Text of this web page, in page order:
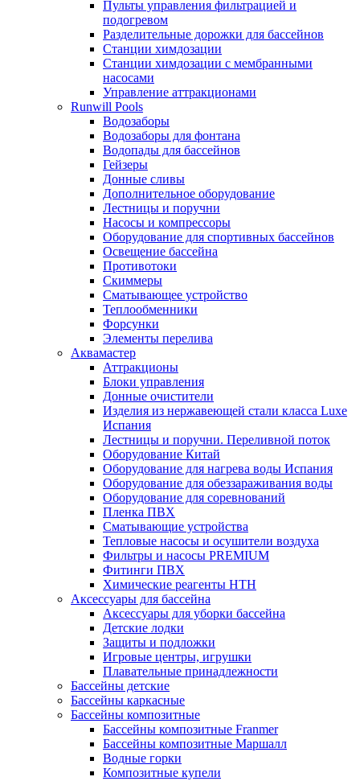
Пульты управления фильтрацией и
подогревом
Разделительные дорожки для бассейнов
Станции химдозации
Станции химдозации с мембранными
насосами
Управление аттракционами
Runwill Pools
Водозаборы
Водозаборы для фонтана
Водопады для бассейнов
Гейзеры
Донные сливы
Дополнительное оборудование
Лестницы и поручни
Насосы и компрессоры
Оборудование для спортивных бассейнов
Освещение бассейна
Противотоки
Скиммеры
Сматывающее устройство
Теплообменники
Форсунки
Элементы перелива
Аквамастер
Аттракционы
Блоки управления
Донные очистители
Изделия из нержавеющей стали класса Luxe
Испания
Лестницы и поручни. Переливной поток
Оборудование Китай
Оборудование для нагрева воды Испания
Оборудование для обеззараживания воды
Оборудование для соревнований
Пленка ПВХ
Сматывающие устройства
Тепловые насосы и осушители воздуха
Фильтры и насосы PREMIUM
Фитинги ПВХ
Химические реагенты HTH
Аксессуары для бассейна
Аксессуары для уборки бассейна
Детские лодки
Защиты и подложки
Игровые центры, игрушки
Плавательные принадлежности
Бассейны детские
Бассейны каркасные
Бассейны композитные
Бассейны композитные Franmer
Бассейны композитные Маршалл
Водные горки
Композитные купели